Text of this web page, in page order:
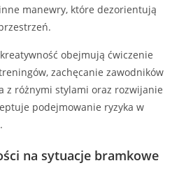
manewry, które dezorientują
obejmują ćwiczenie
zachęcanie zawodników
z różnymi stylami oraz rozwijanie
podejmowanie ryzyka w
na sytuacje bramkowe